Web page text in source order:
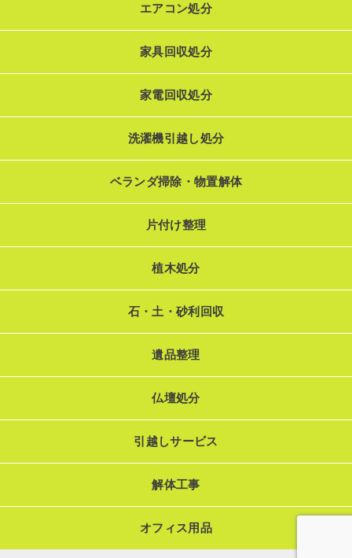
エアコン処分
家具回収処分
家電回収処分
洗濯機引越し処分
ベランダ掃除・物置解体
片付け整理
植木処分
石・土・砂利回収
遺品整理
仏壇処分
引越しサービス
解体工事
オフィス用品